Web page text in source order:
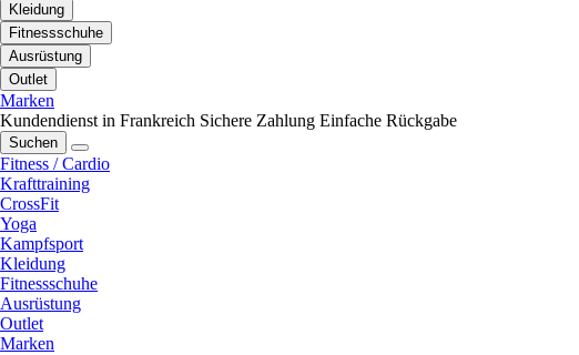
Kleidung
Fitnessschuhe
Ausrüstung
Outlet
Marken
Kundendienst in Frankreich Sichere Zahlung Einfache Rückgabe
Suchen
Fitness / Cardio
Krafttraining
CrossFit
Yoga
Kampfsport
Kleidung
Fitnessschuhe
Ausrüstung
Outlet
Marken